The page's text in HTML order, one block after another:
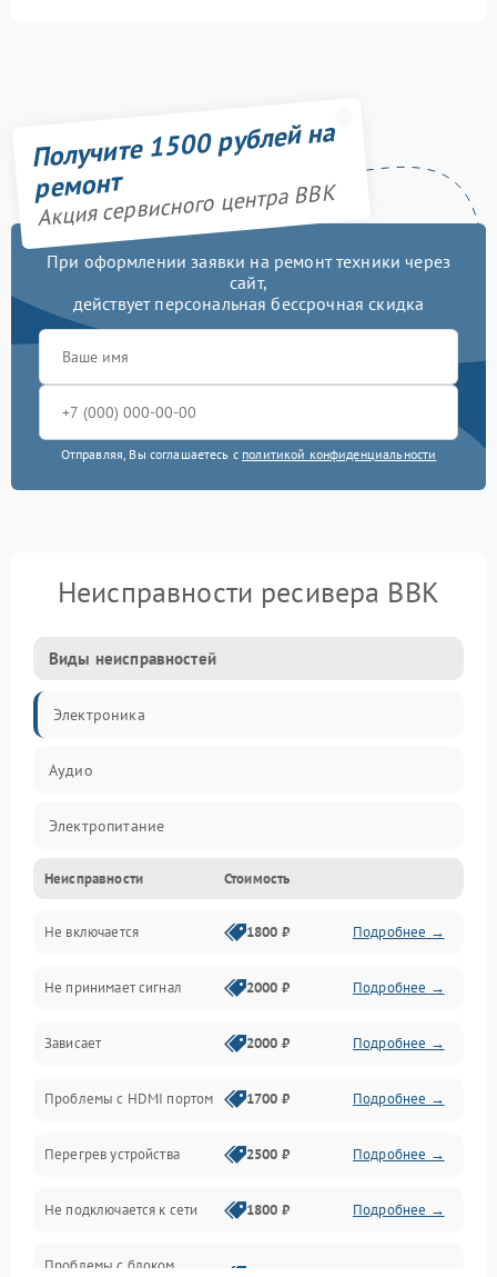
Получите 1500 рублей на
ремонт
Акция сервисного центра BBK
При оформлении заявки на ремонт техники через
сайт,
действует персональная бессрочная скидка
Отправляя, Вы соглашаетесь с политикой конфиденциальности
Неисправности ресивера BBK
Виды неисправностей
Электроника
Аудио
Электропитание
Интерфейсы
Программное обеспечение
ПО
Оптика
Механические повреждения
Управление
Неисправности Стоимость
Не включается 1800 ₽ Подробнее →
Не принимает сигнал 2000 ₽ Подробнее →
Зависает 2000 ₽ Подробнее →
Проблемы с HDMI портом 1700 ₽ Подробнее →
Перегрев устройства 2500 ₽ Подробнее →
Не подключается к сети 1800 ₽ Подробнее →
Проблемы с блоком